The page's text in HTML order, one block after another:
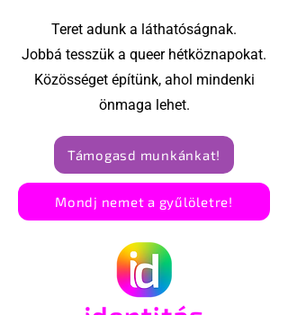
Teret adunk a láthatóságnak.
Jobbá tesszük a queer hétköznapokat.
Közösséget építünk, ahol mindenki
önmaga lehet.
Támogasd munkánkat!
Mondj nemet a gyűlöletre!